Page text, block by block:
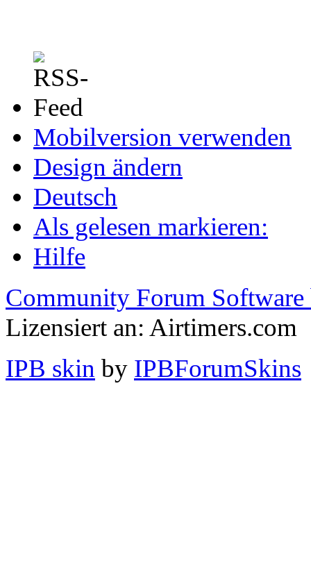
Mobilversion verwenden
Design ändern
Deutsch
Als gelesen markieren:
Hilfe
Community Forum Software
Lizensiert an: Airtimers.com
IPB skin by IPBForumSkins